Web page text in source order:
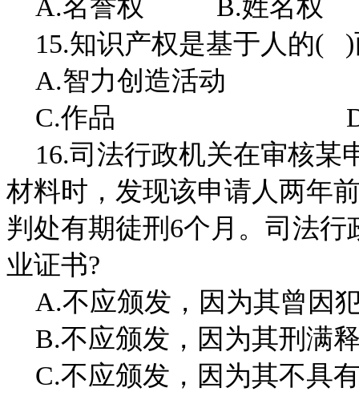
A.名誉权 B.姓名
15.知识产权是基于人的( )
A.智力创造活动
C.作品 D.著
16.司法行政机关在审核某
材料时，发现该申请人两年
判处有期徒刑6个月。司法
业证书?
A.不应颁发，因为其曾因
B.不应颁发，因为其刑满
C.不应颁发，因为其不具